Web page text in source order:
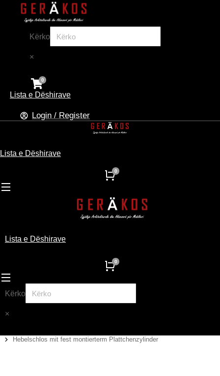
Kërko
×
Lista e Dëshirave
Login / Register
Lista e Dëshirave
Lista e Dëshirave
Kërko
×
You are here:
Hebelschlos mit fest montierterm Plattchenzylinder